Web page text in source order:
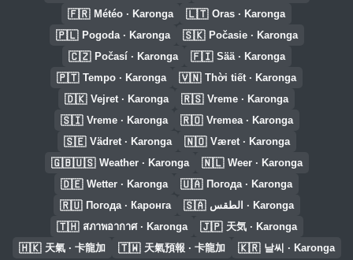
🇫🇷 Météo · Karonga 🇱🇹 Oras · Karonga
🇵🇱 Pogoda · Karonga 🇸🇰 Počasie · Karonga
🇨🇿 Počasí · Karonga 🇫🇮 Sää · Karonga
🇵🇹 Tempo · Karonga 🇻🇳 Thời tiết · Karonga
🇩🇰 Vejret · Karonga 🇷🇸 Vreme · Karonga
🇸🇮 Vreme · Karonga 🇷🇴 Vremea · Karonga
🇸🇪 Vädret · Karonga 🇳🇴 Været · Karonga
🇬🇧🇺🇸 Weather · Karonga 🇳🇱 Weer · Karonga
🇩🇪 Wetter · Karonga 🇺🇦 Погода · Karonga
🇷🇺 Погода · Каронга 🇸🇦 الطقس · Karonga
🇹🇭 สภาพอากาศ · Karonga 🇯🇵 天気 · Karonga
🇭🇰 天氣 · 卡龍加 🇹🇼 天氣預報 · 卡龍加 🇰🇷 날씨 · Karonga